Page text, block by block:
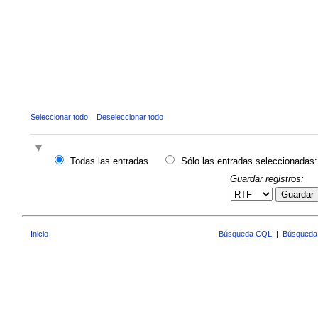
Seleccionar todo Deseleccionar todo
Todas las entradas
Sólo las entradas seleccionadas:
Guardar registros:
Guardar
Inicio Búsqueda CQL